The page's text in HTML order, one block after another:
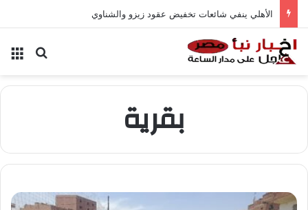
الأهلي ينفي شائعات تخفيض عقود زيزو والشناوي
بحث
بقرية